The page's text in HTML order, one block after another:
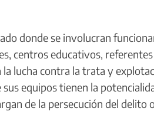
donde se involucran
centros educativos,
lucha contra la trata y
equipos tienen la
de la persecución del delito